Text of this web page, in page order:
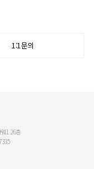
1:1문의
1 26층